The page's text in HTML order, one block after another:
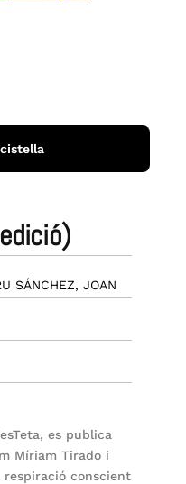
SÁNCHEZ, JOAN
es publica
Míriam Tirado i
respiració conscient